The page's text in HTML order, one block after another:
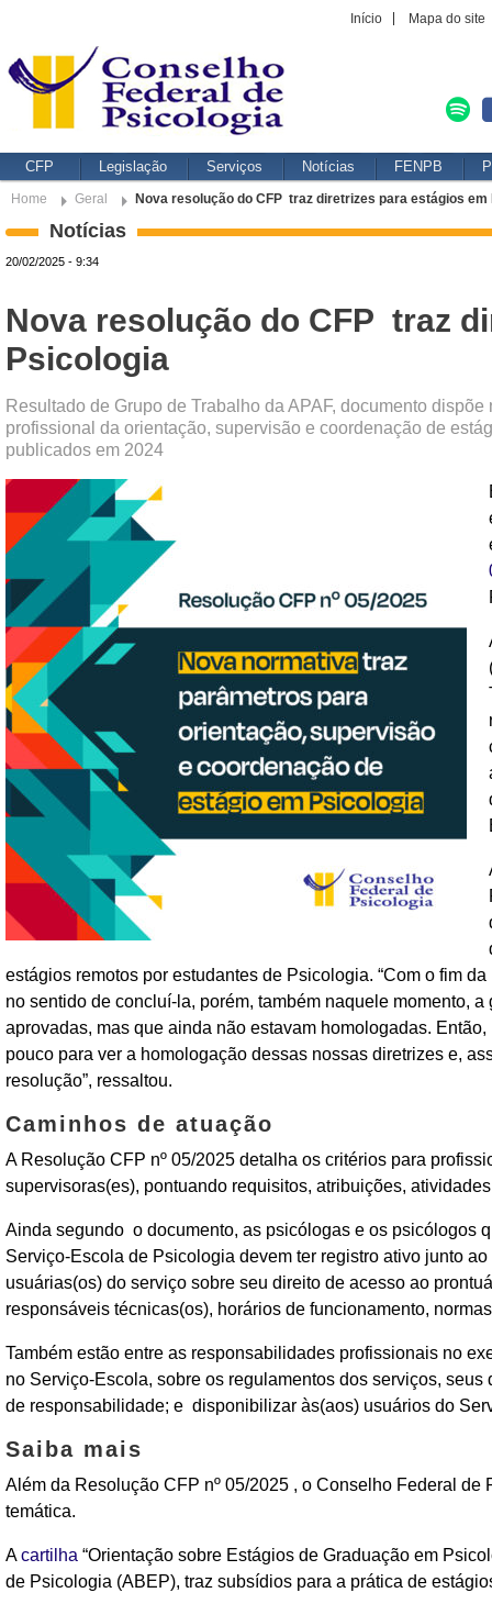
Início Mapa do site
CFP Legislação Serviços Notícias FENPB
Home Geral Nova resolução do CFP traz diretrizes para estágios em
Notícias
20/02/2025 - 9:34
Nova resolução do CFP traz
Psicologia
Resultado de Grupo de Trabalho da APAF, documento
profissional da orientação, supervisão e coordenação de
publicados em 2024
estágios remotos por estudantes de Psicologia. “Com o fim
no sentido de concluí-la, porém, também naquele momento,
aprovadas, mas que ainda não estavam homologadas.
pouco para ver a homologação dessas nossas diretrizes e,
resolução”, ressaltou.
Caminhos de atuação
A Resolução CFP nº 05/2025 detalha os critérios para
supervisoras(es), pontuando requisitos, atribuições,
Ainda segundo o documento, as psicólogas e os psicólogos
Serviço-Escola de Psicologia devem ter registro ativo junto
usuárias(os) do serviço sobre seu direito de acesso ao
responsáveis técnicas(os), horários de funcionamento,
Também estão entre as responsabilidades profissionais no
no Serviço-Escola, sobre os regulamentos dos serviços,
de responsabilidade; e disponibilizar às(aos) usuários do
Saiba mais
Além da Resolução CFP nº 05/2025 , o Conselho Federal de
temática.
Acartilha “Orientação sobre Estágios de Graduação em
de Psicologia (ABEP), traz subsídios para a prática de